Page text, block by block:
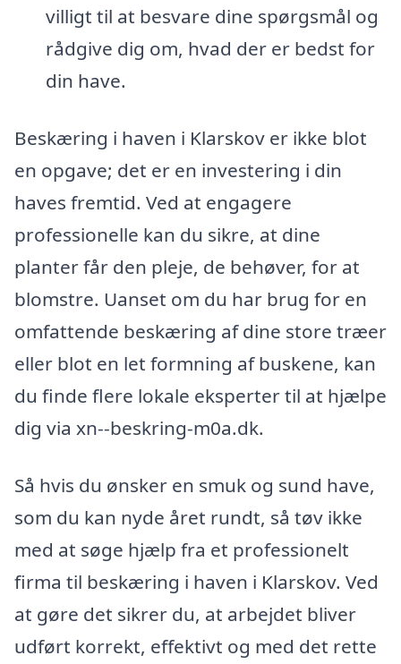
villigt til at besvare dine spørgsmål og
rådgive dig om, hvad der er bedst for
din have.
Beskæring i haven i Klarskov er ikke blot
en opgave; det er en investering i din
haves fremtid. Ved at engagere
professionelle kan du sikre, at dine
planter får den pleje, de behøver, for at
blomstre. Uanset om du har brug for en
omfattende beskæring af dine store træer
eller blot en let formning af buskene, kan
du finde flere lokale eksperter til at hjælpe
dig via xn--beskring-m0a.dk.
Så hvis du ønsker en smuk og sund have,
som du kan nyde året rundt, så tøv ikke
med at søge hjælp fra et professionelt
firma til beskæring i haven i Klarskov. Ved
at gøre det sikrer du, at arbejdet bliver
udført korrekt, effektivt og med det rette